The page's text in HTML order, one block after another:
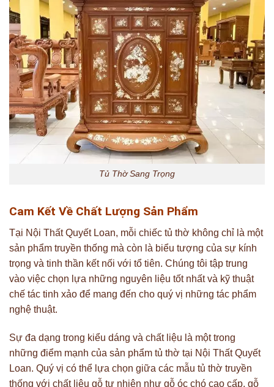
Tủ Thờ Sang Trọng
Cam Kết Về Chất Lượng Sản Phẩm
Tại Nội Thất Quyết Loan, mỗi chiếc tủ thờ không chỉ là một
sản phẩm truyền thống mà còn là biểu tượng của sự kính
trọng và tinh thần kết nối với tổ tiên. Chúng tôi tập trung
vào việc chọn lựa những nguyên liệu tốt nhất và kỹ thuật
chế tác tinh xảo để mang đến cho quý vị những tác phẩm
nghệ thuật.
Sự đa dạng trong kiểu dáng và chất liệu là một trong
những điểm mạnh của sản phẩm tủ thờ tại Nội Thất Quyết
Loan. Quý vị có thể lựa chọn giữa các mẫu tủ thờ truyền
thống với chất liệu gỗ tự nhiên như gỗ óc chó cao cấp, gỗ